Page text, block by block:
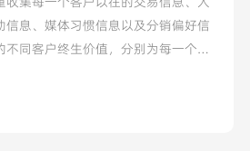
信息、媒体习惯信息以及分销偏好信
同客户终生价值，分别为每一个客
和服务，传递不同的信息，通过提高